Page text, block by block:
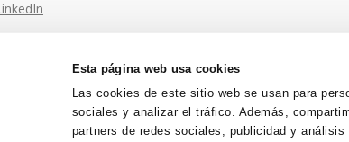
Esta página web usa cookies
Las cookies de este sitio web se usan para
sociales y analizar el tráfico. Además,
partners de redes sociales, publicidad y